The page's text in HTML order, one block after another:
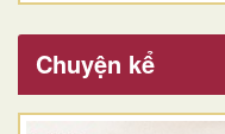
Chuyện kể